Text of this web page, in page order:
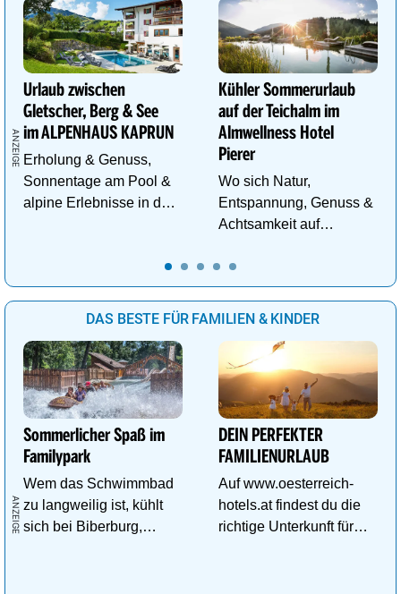
Urlaub zwischen
Gletscher, Berg & See
im ALPENHAUS KAPRUN
Erholung & Genuss,
Sonnentage am Pool &
alpine Erlebnisse in den
Kühler Sommerurlaub
auf der Teichalm im
Almwellness Hotel
Pierer
Wo sich Natur,
Entspannung, Genuss &
Achtsamkeit auf
begegnen.
DAS BESTE FÜR FAMILIEN & KINDER
Sommerlicher Spaß im
Familypark
Wem das Schwimmbad
zu langweilig ist, kühlt
sich bei Biberburg,
DEIN PERFEKTER
FAMILIENURLAUB
Auf www.oesterreich-
hotels.at findest du die
richtige Unterkunft für